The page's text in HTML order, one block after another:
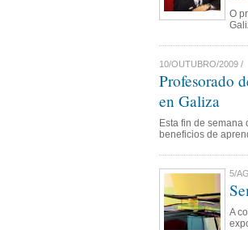
O
10/OUTUBRO/2009 /
Profesorado
en Galiza
Esta fin de
beneficios de
5/
A